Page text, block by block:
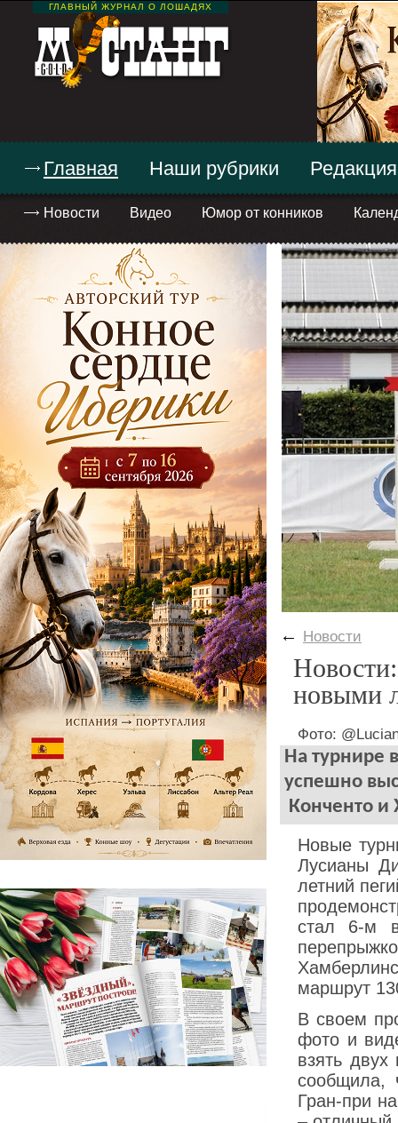
ГЛАВНЫЙ ЖУРНАЛ О ЛОШАДЯХ
Главная
Новости Видео Юмор от конников
Наши рубрики Редакция
← Новости
новыми
Фото:
На турнире
успешно
Конченто и
Новые
Лусианы
летний
стал 6-м
маршрут
В своем
фото и
взять
сообщила,
Гран-при